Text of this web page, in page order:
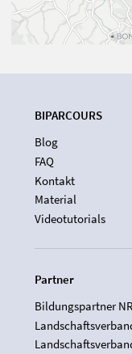
BIPARCOURS
Blog
FAQ
Kontakt
Material
Videotutorials
Partner
Bildungspartner